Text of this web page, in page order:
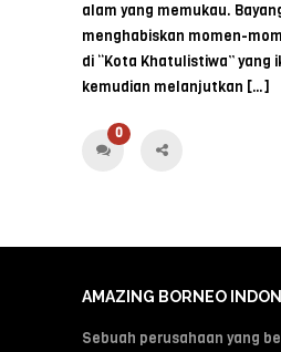
alam yang memukau.
menghabiskan momen-
di “Kota Khatulistiwa” yang
kemudian melanjutkan […]
0
AMAZING BORNEO
Sebuah perusahaan yang